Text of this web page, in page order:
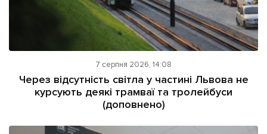
7 серпня 2026, 14:08
Через відсутність світла у частині Львова не
курсують деякі трамваї та тролейбуси
(доповнено)